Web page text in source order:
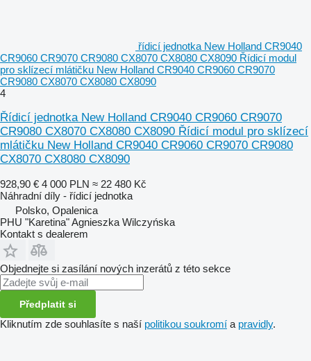
řídicí jednotka New Holland CR9040
CR9060 CR9070 CR9080 CX8070 CX8080 CX8090 Řídicí modul
pro sklízecí mlátičku New Holland CR9040 CR9060 CR9070
CR9080 CX8070 CX8080 CX8090
4
Řídicí jednotka New Holland CR9040 CR9060 CR9070
CR9080 CX8070 CX8080 CX8090 Řídicí modul pro sklízecí
mlátičku New Holland CR9040 CR9060 CR9070 CR9080
CX8070 CX8080 CX8090
928,90 € 4 000 PLN ≈ 22 480 Kč
Náhradní díly - řídicí jednotka
Polsko, Opalenica
PHU "Karetina" Agnieszka Wilczyńska
Kontakt s dealerem
Objednejte si zasílání nových inzerátů z této sekce
Předplatit si
Kliknutím zde souhlasíte s naší politikou soukromí a pravidly.